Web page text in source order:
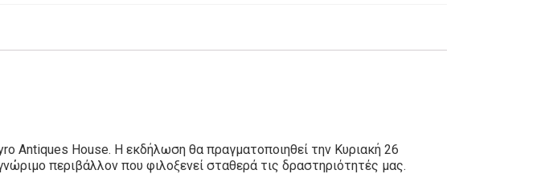
Antiques House. Η εκδήλωση θα πραγματοποιηθεί την Κυριακή 26
περιβάλλον που φιλοξενεί σταθερά τις δραστηριότητές μας.